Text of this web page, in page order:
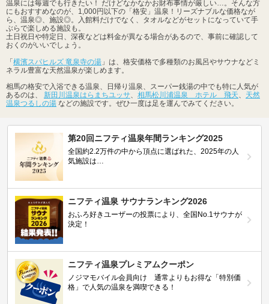
温泉には毎週でも行きたい！ だけどなかなかお財布事情が厳しい…。そんな方
にもおすすめなのが、1,000円以下の「格安」温泉！リーズナブルな価格なが
ら、温泉◎、施設◎。入館料だけでなく、タオルなどがセットになっていて手
ぶらで楽しめる施設も。
土日祝日や特定日、深夜などは料金が異なる場合があるので、事前に確認して
おくのがいいでしょう。
「横濱スパヒルズ 竜泉寺の湯 」は、格安価格で多種類のお風呂やサウナなどミ
ネラル豊富な天然温泉が楽しめます。
相馬の格安で入浴できる温泉、日帰り温泉、スーパー銭湯の中でも特に人気が
あるのは、 新田川温泉はらまちユッサ 相馬松川浦温泉 ホテル 飛天
天然
温泉つるしの湯 などの施設です。ぜひ一度は足を運んでみてください。
第20回ニフティ温泉年間ランキング2025
全国約2.2万件の中から頂点に選ばれた、2025年の人
気施設は…
ニフティ温泉 サウナランキング2026
おふろ好きユーザーの投票により、全国No.1サウナが
決定！
ニフティ温泉プレミアムクーポン
ノジマモバイル会員向け 通常よりもお得な「特別価
格」で人気の温泉を満喫できる！